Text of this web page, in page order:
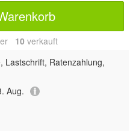
10 verkauft
Lastschrift, Ratenzahlung,
Aug.